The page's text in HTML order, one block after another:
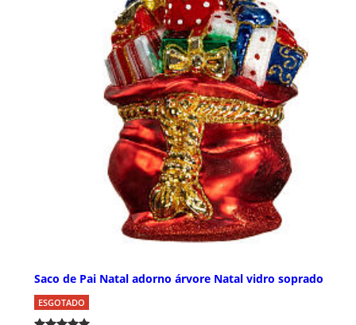
Saco de Pai Natal adorno árvore Natal vidro soprado
ESGOTADO